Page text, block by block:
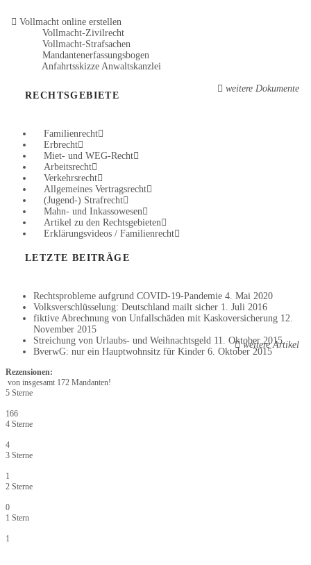
Vollmacht online erstellen
Vollmacht-Zivilrecht
Vollmacht-Strafsachen
Mandantenerfassungsbogen
Anfahrtsskizze Anwaltskanzlei
weitere Dokumente
RECHTSGEBIETE
Familienrecht
Erbrecht
Miet- und WEG-Recht
Arbeitsrecht
Verkehrsrecht
Allgemeines Vertragsrecht
(Jugend-) Strafrecht
Mahn- und Inkassowesen
Artikel zu den Rechtsgebieten
Erklärungsvideos / Familienrecht
LETZTE BEITRÄGE
Rechtsprobleme aufgrund COVID-19-Pandemie 4. Mai 2020
Volksverschlüsselung: Deutschland mailt sicher 1. Juli 2016
fiktive Abrechnung von Unfallschäden mit Kaskoversicherung 12.
November 2015
Streichung von Urlaubs- und Weihnachtsgeld 11. Oktober 2015
BverwG: nur ein Hauptwohnsitz für Kinder 6. Oktober 2015
weitere Artikel
Rezensionen:
von insgesamt 172 Mandanten!
5 Sterne
166
4 Sterne
4
3 Sterne
1
2 Sterne
0
1 Stern
1